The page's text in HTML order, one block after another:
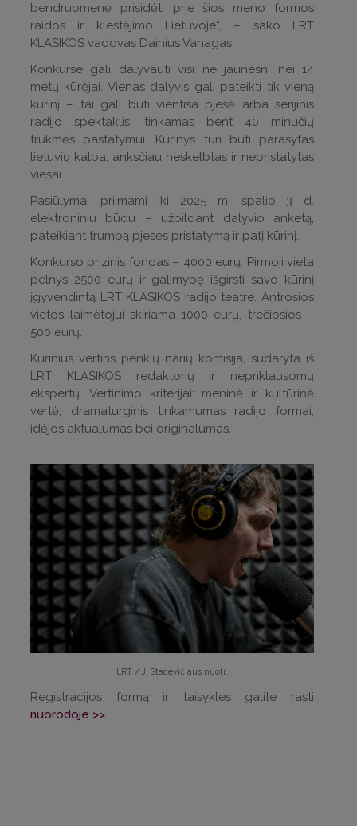
bendruomenę prisidėti prie šios meno formos
raidos ir klestėjimo Lietuvoje“, – sako LRT
KLASIKOS vadovas Dainius Vanagas.
Konkurse gali dalyvauti visi ne jaunesni nei 14
metų kūrėjai. Vienas dalyvis gali pateikti tik vieną
kūrinį – tai gali būti vientisa pjesė arba serijinis
radijo spektaklis, tinkamas bent 40 minučių
trukmės pastatymui. Kūrinys turi būti parašytas
lietuvių kalba, anksčiau neskelbtas ir nepristatytas
viešai.
Pasiūlymai priimami iki 2025 m. spalio 3 d.
elektroniniu būdu – užpildant dalyvio anketą,
pateikiant trumpą pjesės pristatymą ir patį kūrinį.
Konkurso prizinis fondas – 4000 eurų. Pirmoji vieta
pelnys 2500 eurų ir galimybę išgirsti savo kūrinį
įgyvendintą LRT KLASIKOS radijo teatre. Antrosios
vietos laimėtojui skiriama 1000 eurų, trečiosios –
500 eurų.
Kūrinius vertins penkių narių komisija, sudaryta iš
LRT KLASIKOS redaktorių ir nepriklausomų
ekspertų. Vertinimo kriterijai: meninė ir kultūrinė
vertė, dramaturginis tinkamumas radijo formai,
idėjos aktualumas bei originalumas.
LRT / J. Stacevičiaus nuotr.
Registracijos formą ir taisykles galite rasti
nuorodoje >>